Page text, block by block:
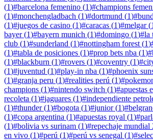
(1)#barcelona femenino (1)#champions
(1)#monchengladbach (1)#dortmund (1)#
(1)#juegos de casino (1)#caracas (1)#melgar(1
bayer(1)#bayern munich (1)#domingo (1)#la
club (1)#sunderland (1)#nottingham forest (1)
(1)#tabla de posiciones (1)#prop bets nba (1)#
(1)#blackburn (1)#rovers (1)#coventry (1)#
(1)#juventud (1)#play-in nba (1)#phoenix
(1)#granja peru (1)#realities perú (1)#
champions (1)#nintendo switch (1)#apuestas
recoleta (1)#jaguares (1)#independiente
(1)#thunder(1)#bogota (1)#junior(1)#
(1)#copa argentina (1)#apuestas royal (1)#
(1)#bolivia vs surinam (1)#repechaje mundial
en vivo (1)#perú (1)#perú vs senegal (1)#